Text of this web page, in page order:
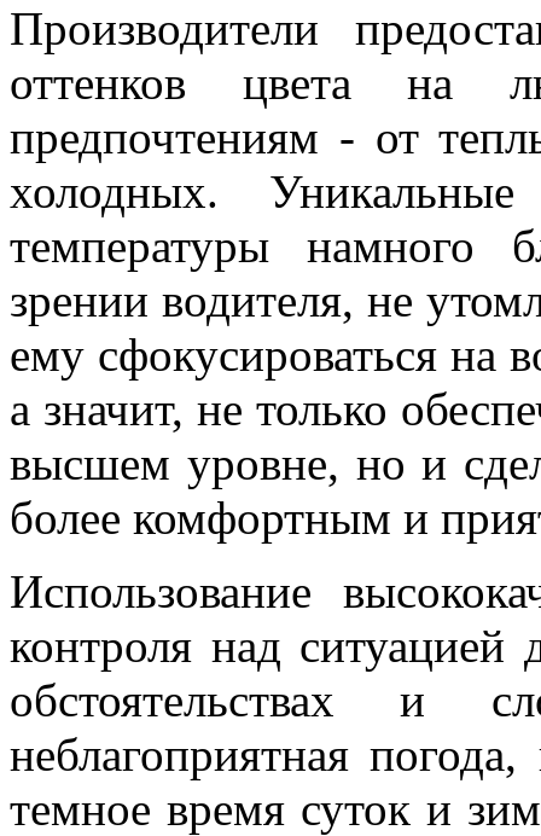
Производители
оттенков цвета
предпочтениям - от
холодных. Уникальные
температуры намного
зрении водителя, не
ему сфокусироваться на
а значит, не только
высшем уровне, но и
более комфортным и
Использование
контроля над ситуацией
обстоятельствах и
неблагоприятная
темное время суток и